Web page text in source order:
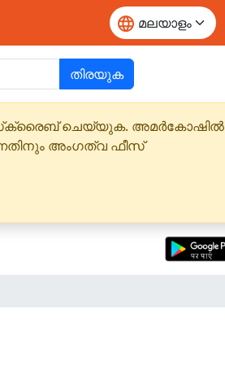
തിരയുക
ചെയ്യുക. അമർകോഷിൽ
അംഗത്വ ഫീസ്